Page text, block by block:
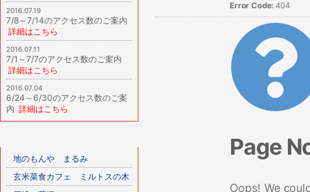
2016.07.19
7/8～7/14のアクセス数のご案内
詳細はこちら
2016.07.11
7/1～7/7のアクセス数のご案内
詳細はこちら
2016.07.04
6/24～6/30のアクセス数のご案
内 詳細はこちら
地のもんや まるみ
玄米菜食カフェ ミルトスの木
Error Code: 404
Page
Oops! We